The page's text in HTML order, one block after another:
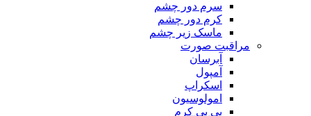
سرم دور چشم
کرم دور چشم
ماسک زیر چشم
مراقبت صورت
آبرسان
آمپول
اسکراپ
امولوسیون
بی بی کرم